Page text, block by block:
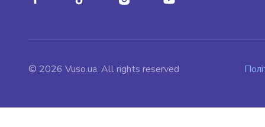
© 2026 Vuso.ua. All rights reserved